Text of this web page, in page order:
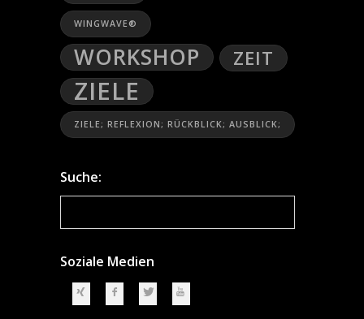
WINGWAVE®
WORKSHOP ZEIT
ZIELE
ZIELE; REFLEXION; RÜCKBLICK; AUSBLICK;
Suche:
Soziale Medien